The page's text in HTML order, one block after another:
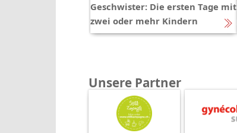
Geschwister: Die ersten Tage mit
zwei oder mehr Kindern
Unsere Partner